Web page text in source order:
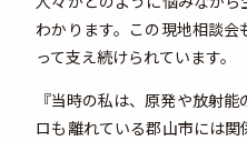
わかります。この現地相談会
って支え続けられています。
『当時の私は、原発や放射
ロも離れている郡山市には